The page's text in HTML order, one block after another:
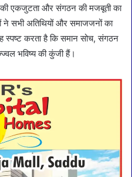
एकजुटता और संगठन की मजबूती का
सभी अतिथियों और समाजजनों का
स्पष्ट करता है कि समान सोच, संगठन
भविष्य की कुंजी हैं।